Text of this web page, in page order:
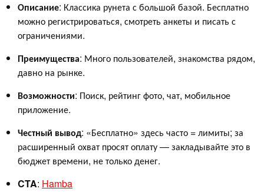
Описание: Классика рунета с большой базой. Бесплатно
можно регистрироваться, смотреть анкеты и писать с
ограничениями.
Преимущества: Много пользователей, знакомства рядом,
давно на рынке.
Возможности: Поиск, рейтинг фото, чат, мобильное
приложение.
Честный вывод: «Бесплатно» здесь часто = лимиты; за
расширенный охват просят оплату — закладывайте это в
бюджет времени, не только денег.
CTA: Hamba